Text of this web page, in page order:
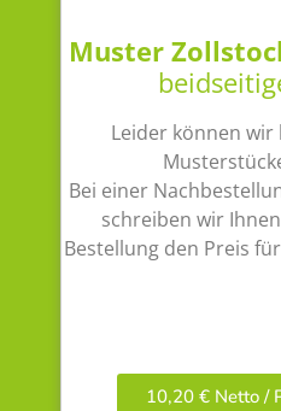
Muster
Leider können wir
Bei einer
schreiben wir
Bestellung den Preis
10,20 € Netto /